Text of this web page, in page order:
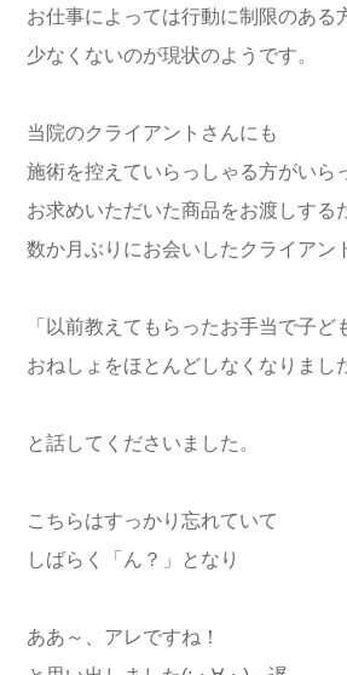
お仕事によっては行動に制限のある
少なくないのが現状のようです。
当院のクライアントさんにも
施術を控えていらっしゃる方がいら
お求めいただいた商品をお渡しする
数か月ぶりにお会いしたクライアン
「以前教えてもらったお手当で子ど
おねしょをほとんどしなくなりまし
と話してくださいました。
こちらはすっかり忘れていて
しばらく「ん？」となり
ああ～、アレですね！